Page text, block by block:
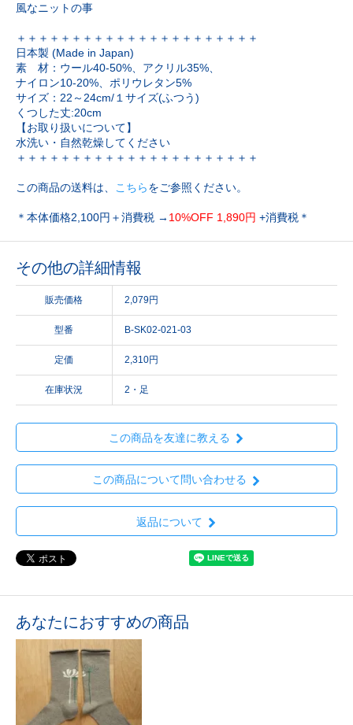
風なニットの事
＋＋＋＋＋＋＋＋＋＋＋＋＋＋＋＋＋＋＋＋＋＋
日本製 (Made in Japan)
素 材：ウール40-50%、アクリル35%、
ナイロン10-20%、ポリウレタン5%
サイズ：22～24cm/１サイズ(ふつう)
くつした丈:20cm
【お取り扱いについて】
水洗い・自然乾燥してください
＋＋＋＋＋＋＋＋＋＋＋＋＋＋＋＋＋＋＋＋＋＋
この商品の送料は、 こちらをご参照ください。
＊本体価格2,100円＋消費税 → 10%OFF 1,890円 +消費税＊
その他の詳細情報
販売価格 2,079円
型番 B-SK02-021-03
定価 2,310円
在庫状況 2・足
この商品を友達に教える
この商品について問い合わせる
返品について
あなたにおすすめの商品